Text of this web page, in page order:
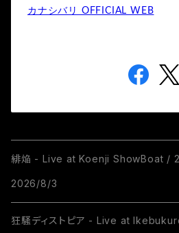
カナシバリ OFFICIAL WEB
緋焔 -
2026/8/3
狂騒ディストピア - Live at